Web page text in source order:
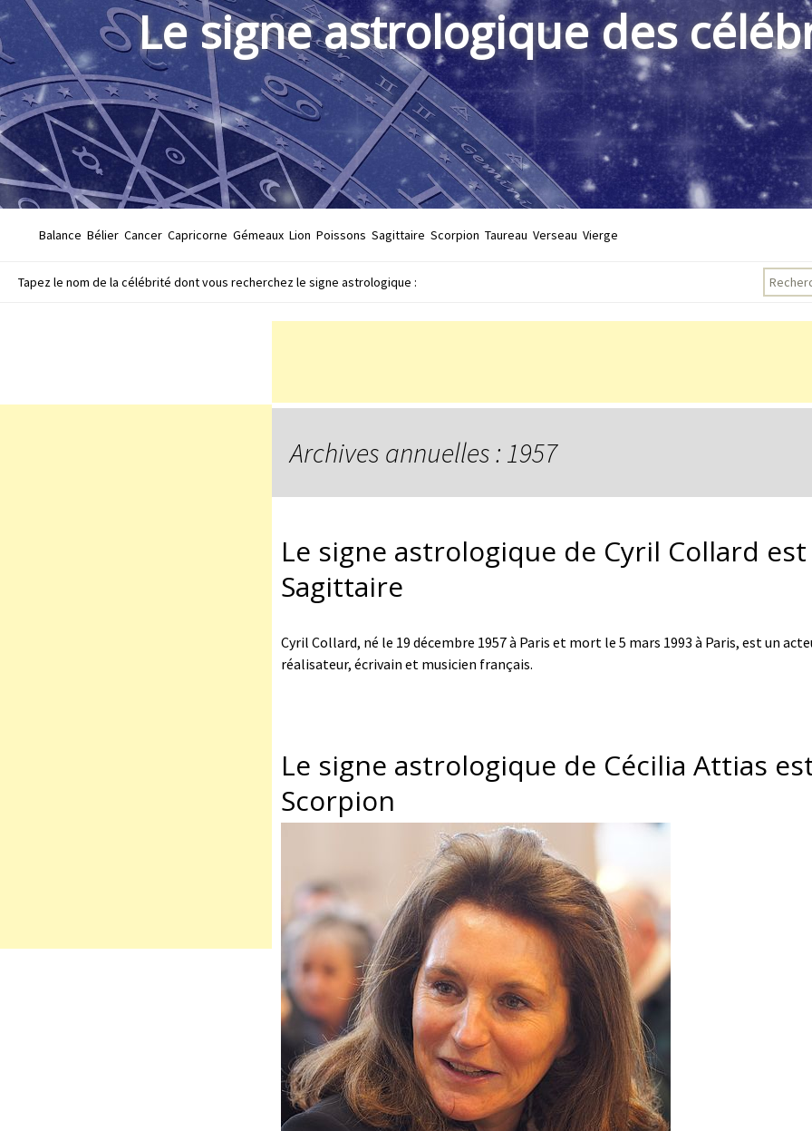
Le signe astrologique des
Balance Bélier Cancer Capricorne Gémeaux Lion Poissons Sagittaire Scorpion Taureau Verseau Vierge
Tapez le nom de la célébrité dont vous recherchez le signe astrologique :
Archives annuelles : 1957
Le signe astrologique de Cyril Collard est
Sagittaire
Cyril Collard, né le 19 décembre 1957 à Paris et mort le 5 mars 1993 à Paris, est un
réalisateur, écrivain et musicien français.
Le signe astrologique de Cécilia Attias
Scorpion